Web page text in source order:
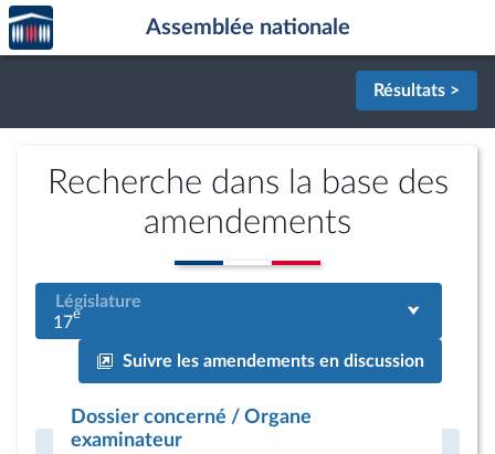
Aller au contenu
Aller en bas de la page
Accèder
à la
page
Assemblée nationale
Résultats >
Recherche dans la base des
amendements
Législature
17e
Suivre les amendements en discussion
Dossier concerné / Organe
examinateur